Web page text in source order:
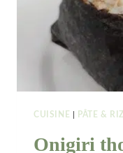
CUISINE PÂTE &
Onigiri